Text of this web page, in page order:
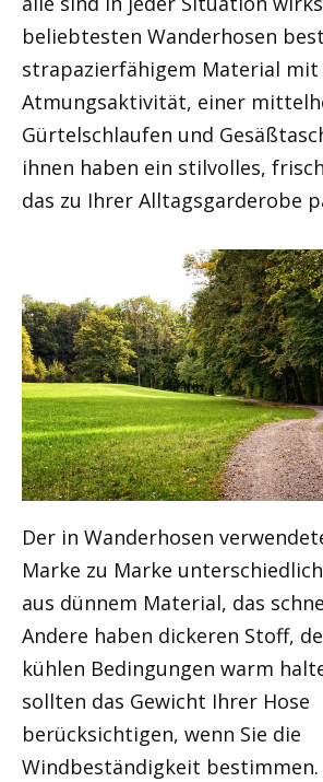
beliebtesten Wanderhosen
strapazierfähigem Material
Atmungsaktivität, einer
Gürtelschlaufen und
ihnen haben ein stilvolles,
das zu Ihrer Alltagsgarderobe
Der in Wanderhosen
Marke zu Marke
aus dünnem Material, das
Andere haben dickeren Stoff,
kühlen Bedingungen warm
sollten das Gewicht Ihrer Hose
berücksichtigen, wenn Sie die
Windbeständigkeit bestimmen.